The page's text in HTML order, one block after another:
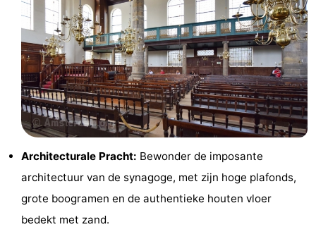
Attracties
Zien
doen
Bezienswaardigheden
Musea
Monumenten
Kerken
Architecturale Pracht: Bewonder de imposante
architectuur van de synagoge, met zijn hoge plafonds,
grote boogramen en de authentieke houten vloer
bedekt met zand.